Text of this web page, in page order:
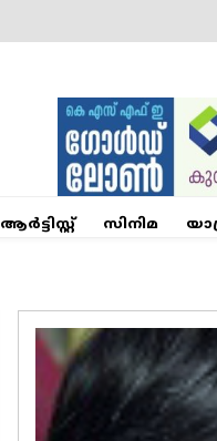
ആര്‍ട്ടിസ്റ്റ് സിനിമ